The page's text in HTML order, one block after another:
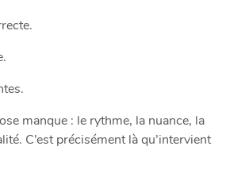
manque : le rythme, la nuance, la
C’est précisément là qu’intervient